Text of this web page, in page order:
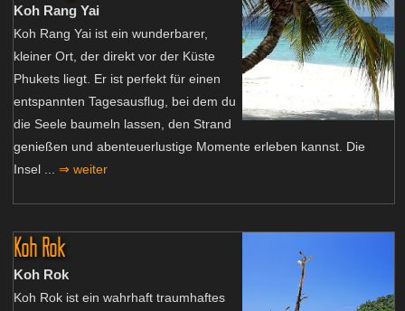
Koh Rang Yai
Koh Rang Yai ist ein wunderbarer,
kleiner Ort, der direkt vor der Küste
Phukets liegt. Er ist perfekt für einen
entspannten Tagesausflug, bei dem du
die Seele baumeln lassen, den Strand
genießen und abenteuerlustige Momente erleben kannst. Die
Insel ... ⇒ weiter
Koh Rok
Koh Rok
Koh Rok ist ein wahrhaft traumhaftes